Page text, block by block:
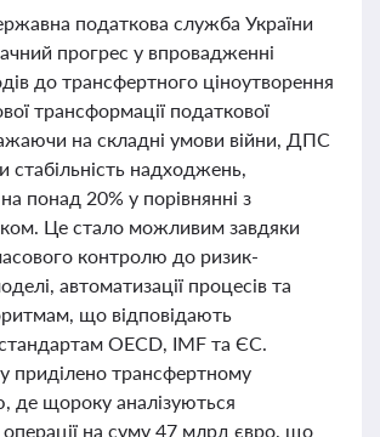
податкова служба України
прогрес у впровадженні
до трансфертного ціноутворення
трансформації податкової
на складні умови війни, ДПС
стабільність надходжень,
понад 20% у порівнянні з
Це стало можливим завдяки
контролю до ризик-
автоматизації процесів та
що відповідають
OECD, IMF та ЄС.
приділено трансфертному
де щороку аналізуються
операції на суму 47 млрд євро, що